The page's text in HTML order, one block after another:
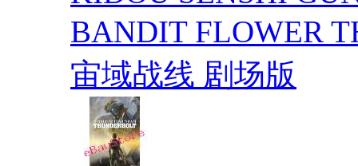
BANDIT FLOWER
宙域战线 剧场版